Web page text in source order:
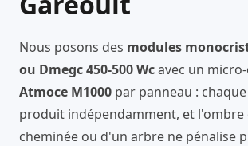
Nous posons des modules
ou Dmegc 450-500 Wcavec un
Atmoce M1000 par panneau :
produit indépendamment, et l'ombre
cheminée ou d'un arbre ne pénalise